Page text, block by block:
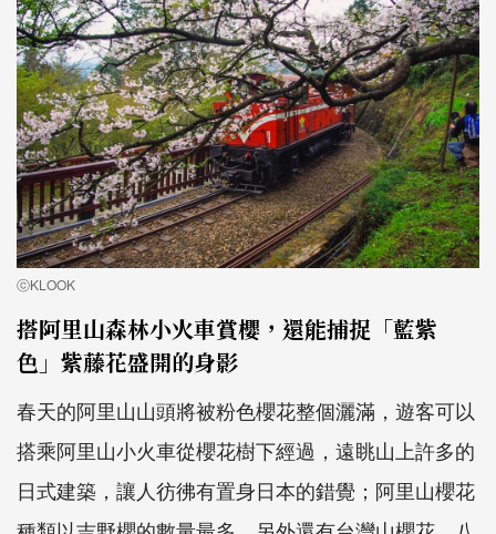
ⓒKLOOK
搭阿里山森林小火車賞櫻，還能捕捉「藍紫
色」紫藤花盛開的身影
春天的阿里山山頭將被粉色櫻花整個灑滿，遊客可以
搭乘阿里山小火車從櫻花樹下經過，遠眺山上許多的
日式建築，讓人彷彿有置身日本的錯覺；阿里山櫻花